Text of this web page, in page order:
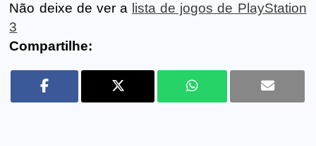
Não deixe de ver a lista de jogos de PlayStation
3
Compartilhe: